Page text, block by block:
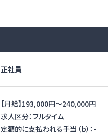
正社員
【月給】193,000円〜240,000円
求人区分：フルタイム
定額的に支払われる手当（ｂ）：-